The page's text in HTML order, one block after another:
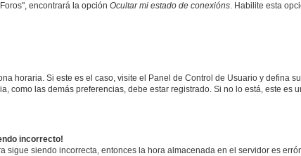
encontrará la opción Ocultar mi estado de conexións. Habilite esta
horaria. Si este es el caso, visite el Panel de Control de Usuario y defina
como las demás preferencias, debe estar registrado. Si no lo está, este es
incorrecto!
sigue siendo incorrecta, entonces la hora almacenada en el servidor es